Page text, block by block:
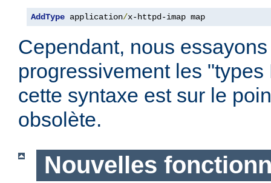
AddType application/x-httpd-imap map
Cependant, nous
progressivement les
cette syntaxe est sur le
obsolète.
Nouvelles